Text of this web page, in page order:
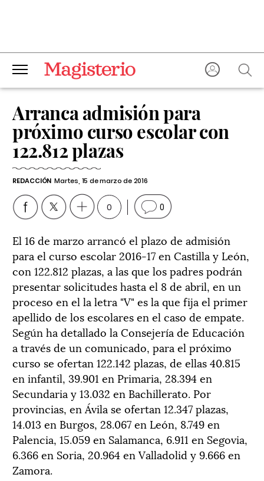
Arranca admisión para
próximo curso escolar con
122.812 plazas
REDACCIÓN Martes, 15 de marzo de 2016
0 0
El 16 de marzo arrancó el plazo de admisión
para el curso escolar 2016-17 en Castilla y León,
con 122.812 plazas, a las que los padres podrán
presentar solicitudes hasta el 8 de abril, en un
proceso en el la letra "V" es la que fija el primer
apellido de los escolares en el caso de empate.
Según ha detallado la Consejería de Educación
a través de un comunicado, para el próximo
curso se ofertan 122.142 plazas, de ellas 40.815
en infantil, 39.901 en Primaria, 28.394 en
Secundaria y 13.032 en Bachillerato. Por
provincias, en Ávila se ofertan 12.347 plazas,
14.013 en Burgos, 28.067 en León, 8.749 en
Palencia, 15.059 en Salamanca, 6.911 en Segovia,
6.366 en Soria, 20.964 en Valladolid y 9.666 en
Zamora.